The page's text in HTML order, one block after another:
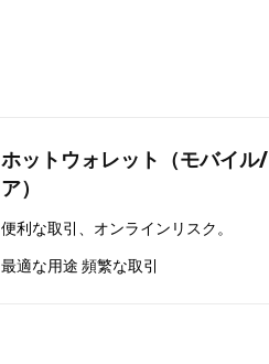
ホットウォレット（モバイル
ア）
便利な取引、オンラインリスク。
最適な用途 頻繁な取引